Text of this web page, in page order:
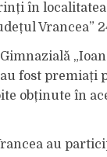
în
Vrancea”
fost premiați
obținute în
au